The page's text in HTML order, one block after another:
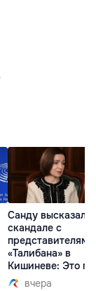
Санду
скандале с
представителями
«Талибана» в
Кишиневе: Это
вчера